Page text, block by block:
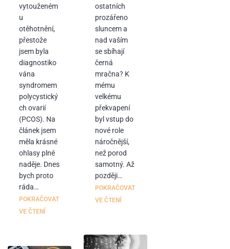
vytouženém
u
otěhotnění,
přestože
jsem byla
diagnostiko
vána
syndromem
polycystický
ch ovarií
(PCOS). Na
článek jsem
měla krásné
ohlasy plné
naděje. Dnes
bych proto
ráda…
POKRAČOVAT
VE ČTENÍ
ostatních
prozářeno
sluncem a
nad vaším
se sbíhají
černá
mračna? K
mému
velkému
překvapení
byl vstup do
nové role
náročnější,
než porod
samotný. Až
později…
POKRAČOVAT
VE ČTENÍ